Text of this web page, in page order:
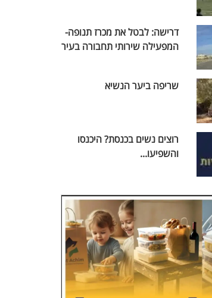
דרישה: לבטל את מכרז תנופה-
המפעילה שירותי תחבורה בעיר
שריפה ביער הנשיא
רוצים נשים בכנסת? היכנסו
והשפיעו...